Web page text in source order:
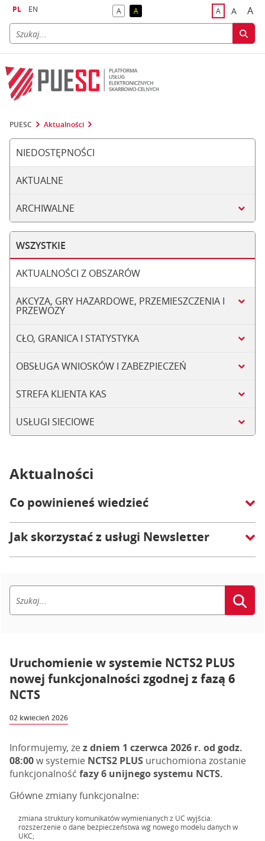
PL EN Akontrast domyślny
Akontrast żółty tekst na czarnym tle
Adomyślna
A A
PUESC Aktualności
NIEDOSTĘPNOŚCI
AKTUALNE
ARCHIWALNE
WSZYSTKIE
AKTUALNOŚCI Z OBSZARÓW
AKCYZA, GRY HAZARDOWE, PRZEMIESZCZENIA I
PRZEWOZY
CŁO, GRANICA I STATYSTYKA
OBSŁUGA WNIOSKÓW I ZABEZPIECZEŃ
STREFA KLIENTA KAS
USŁUGI SIECIOWE
Aktualności
Co powinieneś wiedzieć
Jak skorzystać z usługi Newsletter
Uruchomienie w systemie NCTS2 PLUS
nowej funkcjonalności zgodnej z fazą 6
NCTS
02 kwiecień 2026
Informujemy, żez dniem 1 czerwca 2026 r. od godz.
08:00w systemie NCTS2 PLUS uruchomiona zostanie
funkcjonalność fazy 6 unijnego systemu NCTS.
Główne zmiany funkcjonalne:
zmiana struktury komunikatów wymienianych z UC wyjścia:
rozszerzenie o dane bezpieczeństwa wg nowego modelu danych w
UKC;